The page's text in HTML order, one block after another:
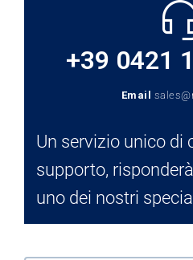
+39 0421
Email
Un servizio unico di
supporto,
uno dei nostri